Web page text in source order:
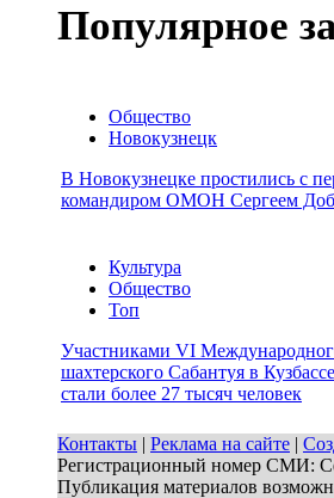
Популярное
Общество
Новокузнецк
В Новокузнецке простились с
командиром ОМОН Сергеем
Культура
Общество
Топ
Участниками VI
шахтерского Сабантуя в Кузбассе
стали более 27 тысяч человек
Контакты | Реклама на сайте |
Регистрационный номер СМИ:
Публикация материалов